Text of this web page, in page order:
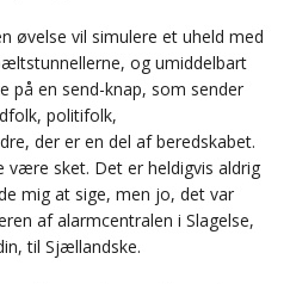
øvelse vil simulere et uheld med
og umiddelbart
på en send-knap, som sender
politifolk,
der er en del af beredskabet.
være sket. Det er heldigvis aldrig
mig at sige, men jo, det var
af alarmcentralen i Slagelse,
til Sjællandske.